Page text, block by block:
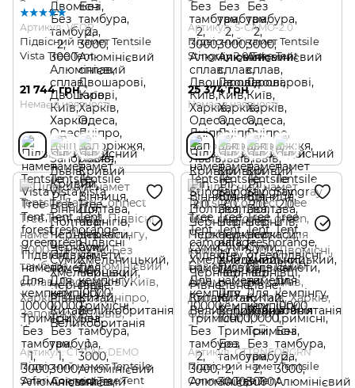
Артикул: VFOR
Підвісний намет Tentsile
Vista Tree Tent
21 744 грн
Немає в наявності
Артикул: S-CAMO-2.0
Підвісний намет Tentsile
Stingray 2.0 Tree Tent
25 374 грн
Немає в наявності
Артикул: CTTSAF-DEMO
Підвісний намет Tentsile
Safari Connect Tree Tent
Артикул: CTTRNFORGRN
Підвісний намет Tentsile
Connect Tree Tent